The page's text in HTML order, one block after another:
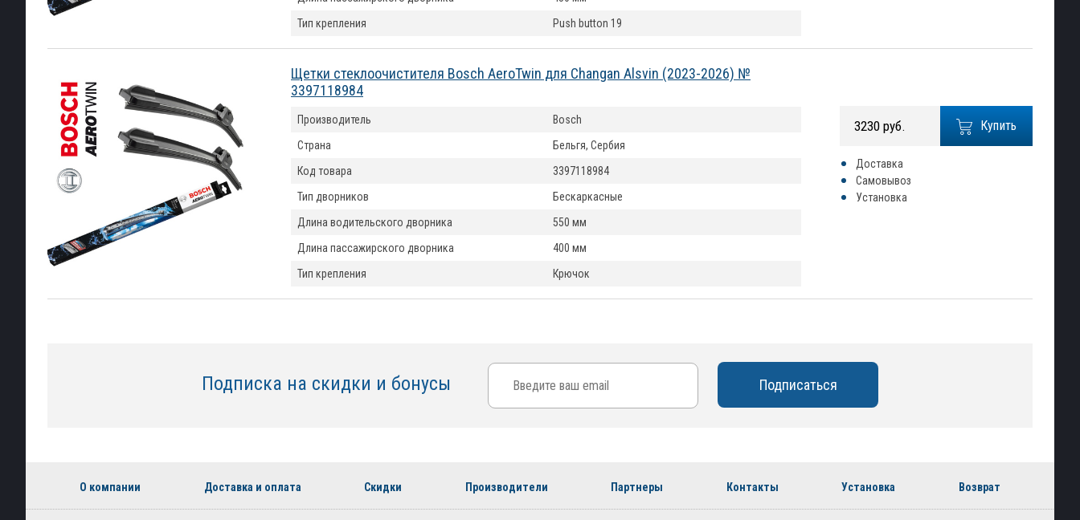
Тип крепления
Push button 19
Щетки стеклоочистителя Bosch AeroTwin для Changan Alsvin (2023-2026) №
3397118984
Купить
3230 руб.
Доставка
Самовывоз
Установка
Производитель
Bosch
Страна
Бельгя, Сербия
Код товара
3397118984
Тип дворников
Бескаркасные
Длина водительского дворника
550 мм
Длина пассажирского дворника
400 мм
Тип крепления
Крючок
Подписка на скидки и бонусы
О компании Доставка и оплата Скидки Производители Партнеры Контакты Установка Возврат